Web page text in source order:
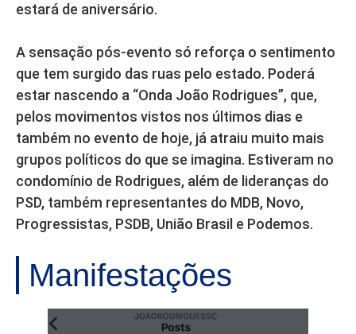
estará de aniversário.
A sensação pós-evento só reforça o sentimento
que tem surgido das ruas pelo estado. Poderá
estar nascendo a “Onda João Rodrigues”, que,
pelos movimentos vistos nos últimos dias e
também no evento de hoje, já atraiu muito mais
grupos políticos do que se imagina. Estiveram no
condomínio de Rodrigues, além de lideranças do
PSD, também representantes do MDB, Novo,
Progressistas, PSDB, União Brasil e Podemos.
Manifestações